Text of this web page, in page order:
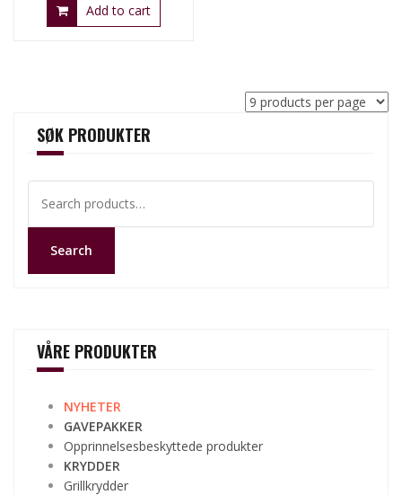
Add to cart
SØK PRODUKTER
for:
Search
VÅRE PRODUKTER
NYHETER
GAVEPAKKER
Opprinnelsesbeskyttede produkter
KRYDDER
Grillkrydder